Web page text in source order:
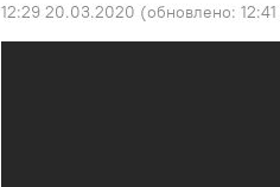
12:29 20.03.2020 (обновлено: